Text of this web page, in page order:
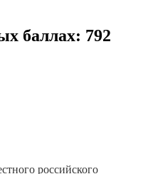
баллах: 792
российского